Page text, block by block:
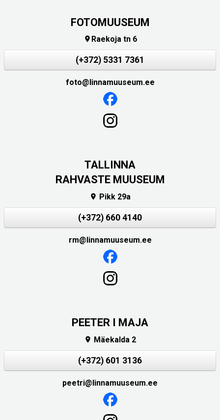
FOTOMUUSEUM
 Raekoja tn 6
(+372) 5331 7361
foto@linnamuuseum.ee
TALLINNA
RAHVASTE MUUSEUM
 Pikk 29a
(+372) 660 4140
rm@linnamuuseum.ee
PEETER I MAJA
 Mäekalda 2
(+372) 601 3136
peetri@linnamuuseum.ee